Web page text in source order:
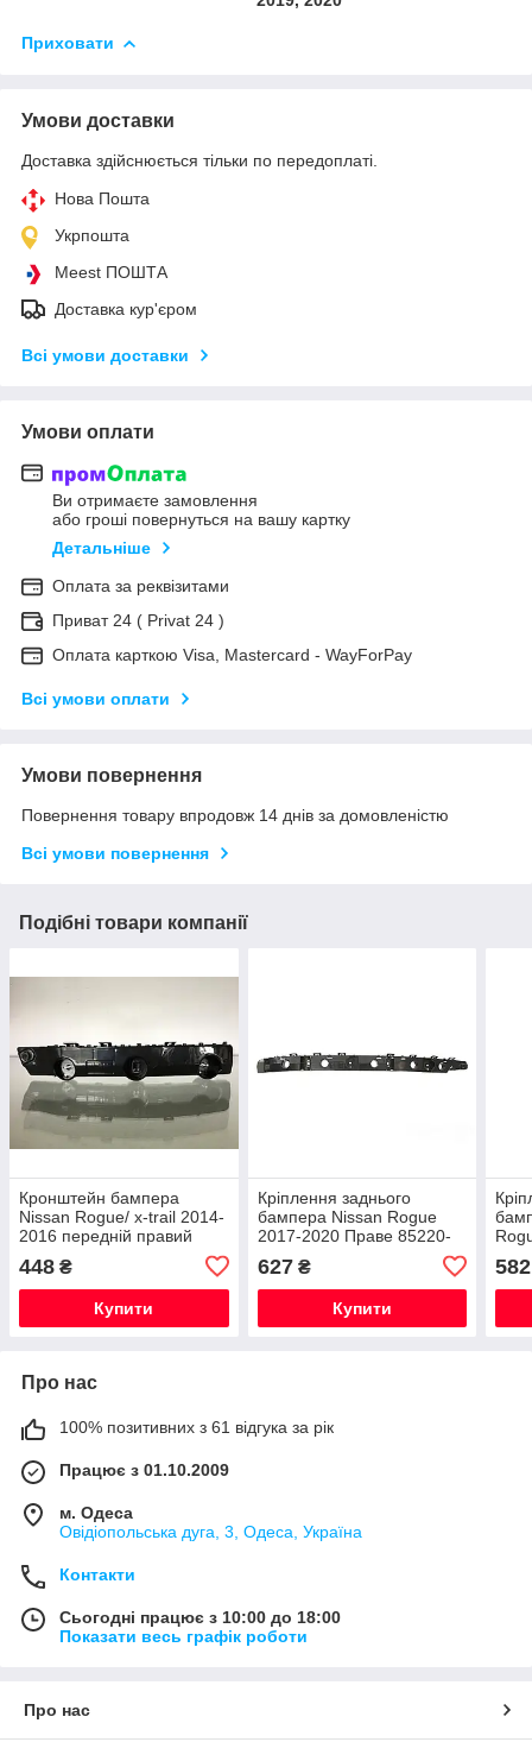
Приховати
Умови доставки
Доставка здійснюється тільки по передоплаті.
Нова Пошта
Укрпошта
Meest ПОШТА
Доставка кур'єром
Всі умови доставки
Умови оплати
Ви отримаєте замовлення
або гроші повернуться на вашу картку
Детальніше
Оплата за реквізитами
Приват 24 ( Privat 24 )
Оплата карткою Visa, Mastercard - WayForPay
Всі умови оплати
Умови повернення
Повернення товару впродовж 14 днів за домовленістю
Всі умови повернення
Подібні товари компанії
Кронштейн бампера
Nissan Rogue/ x-trail 2014-
2016 передній правий
448 ₴
Купити
Кріплення заднього
бампера Nissan Rogue
2017-2020 Праве 85220-
627₴
Купити
582
Про нас
100% позитивних з 61 відгука за рік
Працює з 01.10.2009
м. Одеса
Овідіопольська дуга, 3, Одеса, Україна
Контакти
Сьогодні працює з 10:00 до 18:00
Показати весь графік роботи
Про нас